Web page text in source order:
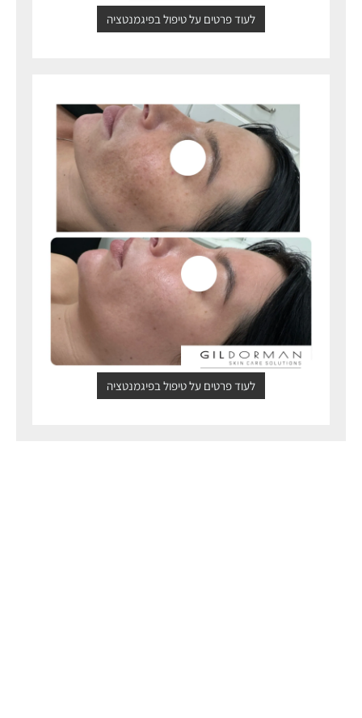
לעוד פרטים על טיפול בפיגמנטציה
לעוד פרטים על טיפול בפיגמנטציה